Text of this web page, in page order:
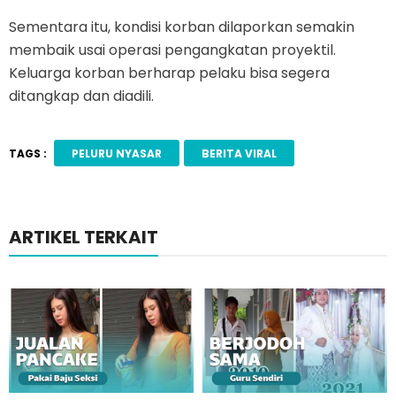
Sementara itu, kondisi korban dilaporkan semakin
membaik usai operasi pengangkatan proyektil.
Keluarga korban berharap pelaku bisa segera
ditangkap dan diadili.
TAGS : PELURU NYASAR BERITA VIRAL
ARTIKEL TERKAIT